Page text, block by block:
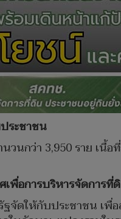
ระชาชน
นกว่า 3,950 ราย เนื้อ
เพื่อการบริหารจัดการ
จัดให้กับประชาชน เพื่